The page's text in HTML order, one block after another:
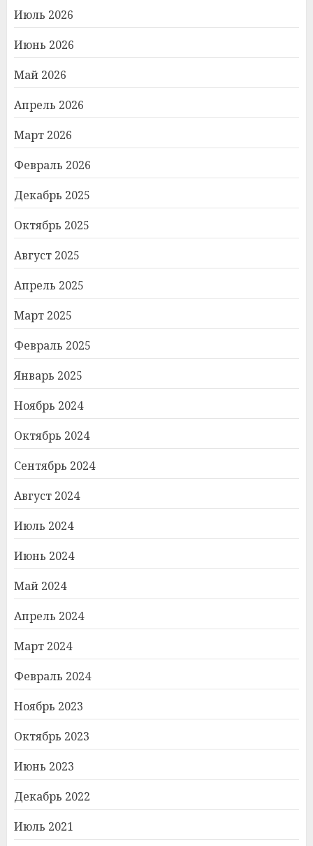
Июль 2026
Июнь 2026
Май 2026
Апрель 2026
Март 2026
Февраль 2026
Декабрь 2025
Октябрь 2025
Август 2025
Апрель 2025
Март 2025
Февраль 2025
Январь 2025
Ноябрь 2024
Октябрь 2024
Сентябрь 2024
Август 2024
Июль 2024
Июнь 2024
Май 2024
Апрель 2024
Март 2024
Февраль 2024
Ноябрь 2023
Октябрь 2023
Июнь 2023
Декабрь 2022
Июль 2021